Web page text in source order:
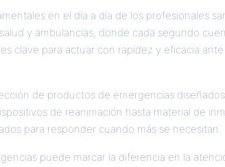
en el día a día de los profesionales
y ambulancias, donde cada segundo
clave para actuar con rapidez y eficacia
de productos de emergencias
de reanimación hasta material de
para responder cuando más se necesitan.
puede marcar la diferencia en la